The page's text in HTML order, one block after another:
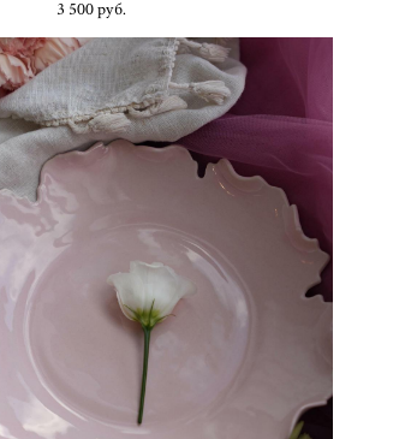
3 500 pуб.